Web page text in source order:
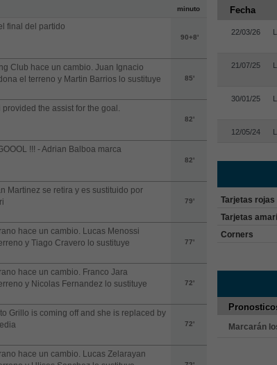
minuto
final del partido
90+8'
Club hace un cambio. Juan Ignacio
el terreno y Martin Barrios lo sustituye
85'
provided the assist for the goal.
82'
GOOOL !!! - Adrian Balboa marca
82'
Martinez se retira y es sustituido por
79'
hace un cambio. Lucas Menossi
y Tiago Cravero lo sustituye
77'
hace un cambio. Franco Jara
y Nicolas Fernandez lo sustituye
72'
Grillo is coming off and she is replaced by
72'
hace un cambio. Lucas Zelarayan
Fecha
22/03/26
21/07/25
30/01/25
12/05/24
Tarjetas rojas
Tarjetas
Corners
Marcarán